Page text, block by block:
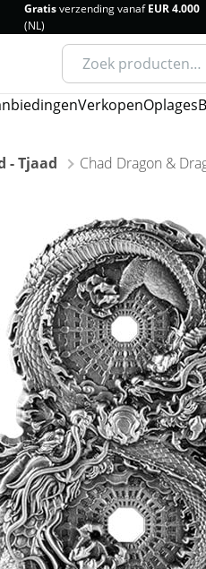
Gratisverzending vanafEUR 4.000
(NL)
Zoeken
naar:
VerkopenOplages
- Tjaad Chad Dragon &